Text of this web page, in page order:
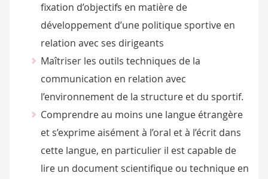
fixation d’objectifs en matière de
développement d’une politique sportive en
relation avec ses dirigeants
Maîtriser les outils techniques de la
communication en relation avec
l’environnement de la structure et du sportif.
Comprendre au moins une langue étrangère
et s’exprime aisément à l’oral et à l’écrit dans
cette langue, en particulier il est capable de
lire un document scientifique ou technique en